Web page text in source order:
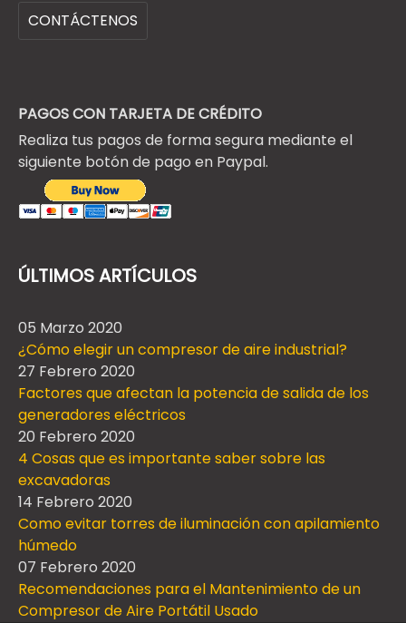
CONTÁCTENOS
PAGOS CON TARJETA DE CRÉDITO
Realiza tus pagos de forma segura mediante el
siguiente botón de pago en Paypal.
ÚLTIMOS ARTÍCULOS
05 Marzo 2020
¿Cómo elegir un compresor de aire industrial?
27 Febrero 2020
Factores que afectan la potencia de salida de los
generadores eléctricos
20 Febrero 2020
4 Cosas que es importante saber sobre las
excavadoras
14 Febrero 2020
Como evitar torres de iluminación con apilamiento
húmedo
07 Febrero 2020
Recomendaciones para el Mantenimiento de un
Compresor de Aire Portátil Usado